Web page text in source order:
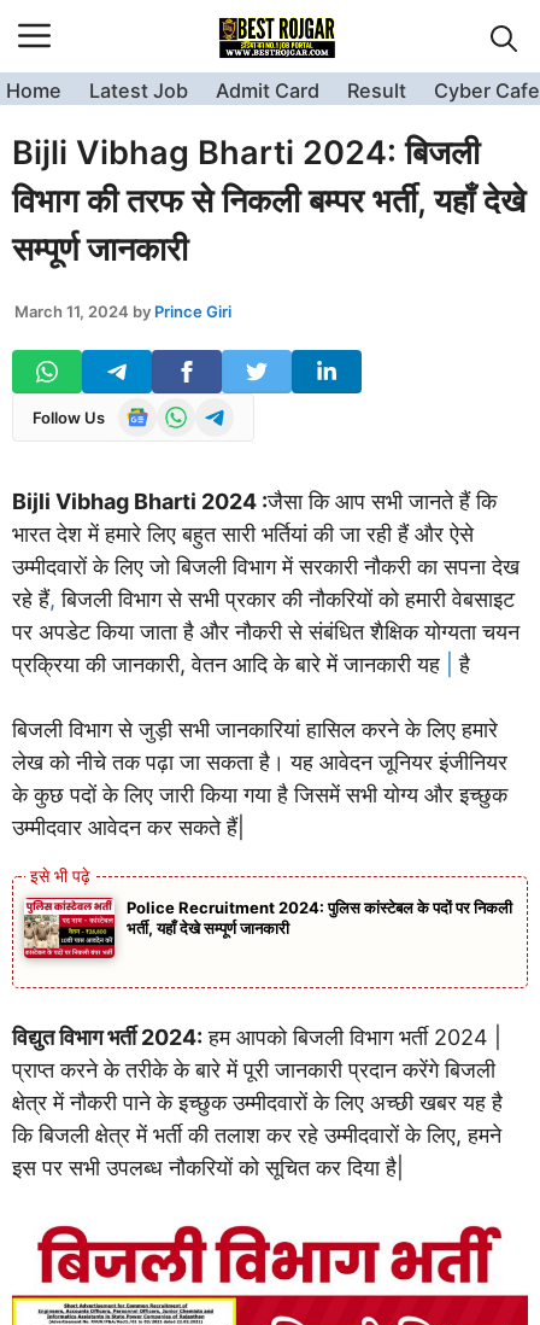
to
content
Home Latest Job Admit Card Result Cyber Cafe
Bijli Vibhag Bharti 2024: बिजली
विभाग की तरफ से निकली बम्पर भर्ती, यहाँ देखे
सम्पूर्ण जानकारी
March 11, 2024 by Prince Giri
Follow Us
Bijli Vibhag Bharti 2024 :जैसा कि आप सभी जानते हैं कि
भारत देश में हमारे लिए बहुत सारी भर्तियां की जा रही हैं और ऐसे
उम्मीदवारों के लिए जो बिजली विभाग में सरकारी नौकरी का सपना देख
रहे हैं, बिजली विभाग से सभी प्रकार की नौकरियों को हमारी वेबसाइट
पर अपडेट किया जाता है और नौकरी से संबंधित शैक्षिक योग्यता चयन
प्रक्रिया की जानकारी, वेतन आदि के बारे में जानकारी यह
है
बिजली विभाग से जुड़ी सभी जानकारियां हासिल करने के लिए हमारे
लेख को नीचे तक पढ़ा जा सकता है। यह आवेदन जूनियर इंजीनियर
के कुछ पदों के लिए जारी किया गया है जिसमें सभी योग्य और इच्छुक
उम्मीदवार आवेदन कर सकते हैं|
Police Recruitment 2024: पुलिस कांस्टेबल के पदों पर निकली
भर्ती, यहाँ देखे सम्पूर्ण जानकारी
विद्युत विभाग भर्ती 2024: हम आपको बिजली विभाग भर्ती 2024 |
प्राप्त करने के तरीके के बारे में पूरी जानकारी प्रदान करेंगे बिजली
क्षेत्र में नौकरी पाने के इच्छुक उम्मीदवारों के लिए अच्छी खबर यह है
कि बिजली क्षेत्र में भर्ती की तलाश कर रहे उम्मीदवारों के लिए, हमने
इस पर सभी उपलब्ध नौकरियों को सूचित कर दिया है|